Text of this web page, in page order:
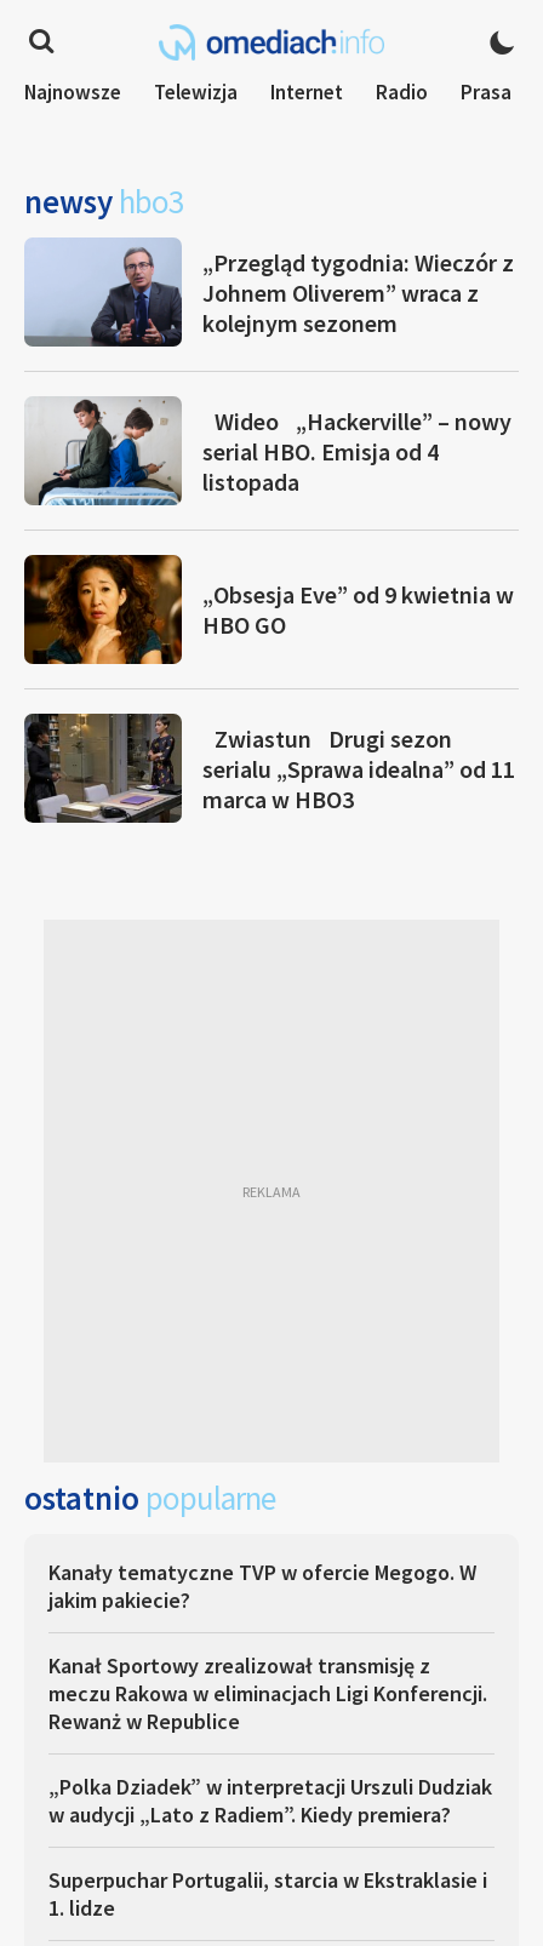
Najnowsze Telewizja Internet Radio Prasa
newsy hbo3
„Przegląd tygodnia: Wieczór z
Johnem Oliverem” wraca z
kolejnym sezonem
Wideo „Hackerville” – nowy
serial HBO. Emisja od 4
listopada
„Obsesja Eve” od 9 kwietnia w
HBO GO
Zwiastun
Drugi sezon
serialu „Sprawa idealna” od 11
marca w HBO3
ostatnio popularne
Kanały tematyczne TVP w ofercie Megogo. W
jakim pakiecie?
Kanał Sportowy zrealizował transmisję z
meczu Rakowa w eliminacjach Ligi Konferencji.
Rewanż w Republice
„Polka Dziadek” w interpretacji Urszuli Dudziak
w audycji „Lato z Radiem”. Kiedy premiera?
Superpuchar Portugalii, starcia w Ekstraklasie i
1. lidze